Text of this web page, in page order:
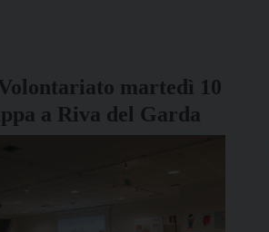
martedì 10
a Riva del Garda